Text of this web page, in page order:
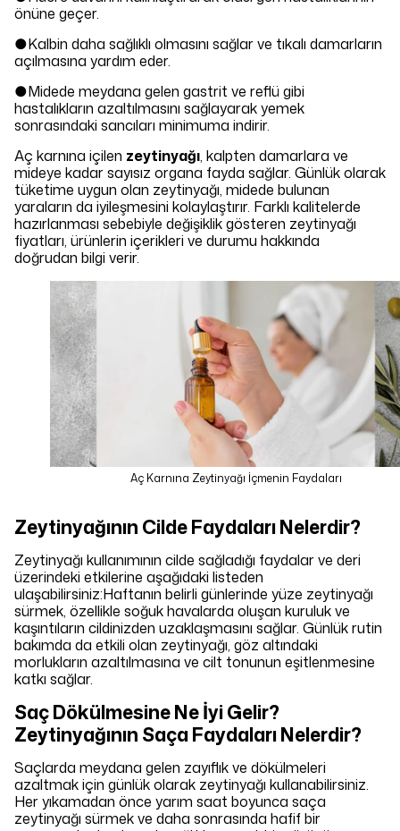
önüne geçer.
●Kalbin daha sağlıklı olmasını sağlar ve tıkalı damarların
açılmasına yardım eder.
●Midede meydana gelen gastrit ve reflü gibi
hastalıkların azaltılmasını sağlayarak yemek
sonrasındaki sancıları minimuma indirir.
Aç karnına içilen zeytinyağı, kalpten damarlara ve
mideye kadar sayısız organa fayda sağlar. Günlük olarak
tüketime uygun olan zeytinyağı, midede bulunan
yaraların da iyileşmesini kolaylaştırır. Farklı kalitelerde
hazırlanması sebebiyle değişiklik gösteren zeytinyağı
fiyatları, ürünlerin içerikleri ve durumu hakkında
doğrudan bilgi verir.
Aç Karnına Zeytinyağı İçmenin Faydaları
Zeytinyağının Cilde Faydaları Nelerdir?
Zeytinyağı kullanımının cilde sağladığı faydalar ve deri
üzerindeki etkilerine aşağıdaki listeden
ulaşabilirsiniz:Haftanın belirli günlerinde yüze zeytinyağı
sürmek, özellikle soğuk havalarda oluşan kuruluk ve
kaşıntıların cildinizden uzaklaşmasını sağlar. Günlük rutin
bakımda da etkili olan zeytinyağı, göz altındaki
morlukların azaltılmasına ve cilt tonunun eşitlenmesine
katkı sağlar.
Saç Dökülmesine Ne İyi Gelir?
Zeytinyağının Saça Faydaları Nelerdir?
Saçlarda meydana gelen zayıflık ve dökülmeleri
azaltmak için günlük olarak zeytinyağı kullanabilirsiniz.
Her yıkamadan önce yarım saat boyunca saça
zeytinyağı sürmek ve daha sonrasında hafif bir